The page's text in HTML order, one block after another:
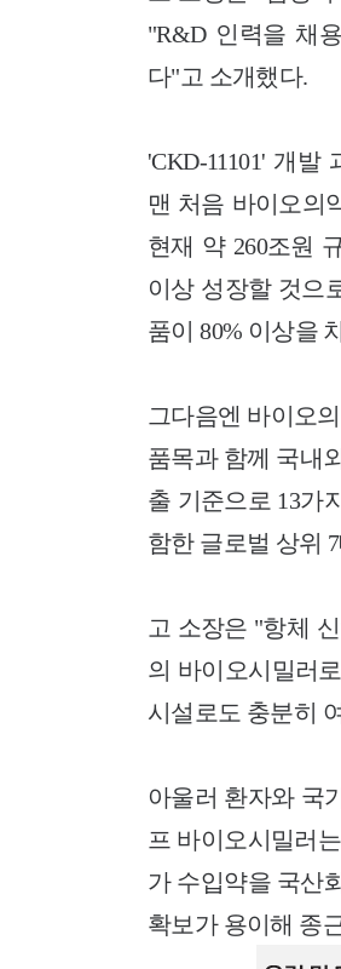
"R&D 인력을 채
다"고 소개했다.
'CKD-11101' 개
맨 처음 바이오의
현재 약 260조원
이상 성장할 것으
품이 80% 이상을
그다음엔 바이오
품목과 함께 국내
출 기준으로 13가
함한 글로벌 상위
고 소장은 "항체
의 바이오시밀러
시설로도 충분히
아울러 환자와 국
프 바이오시밀러
가 수입약을 국산
확보가 용이해 종